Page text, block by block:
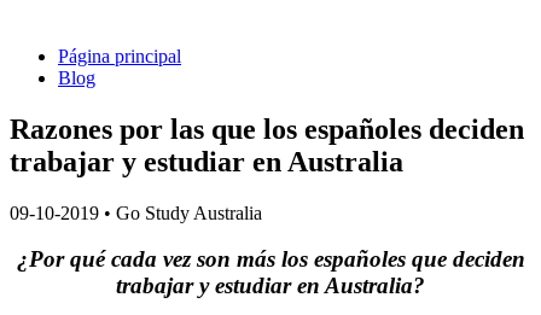
Página principal
Blog
Razones por las que los españoles deciden
trabajar y estudiar en Australia
09-10-2019 • Go Study Australia
¿Por qué cada vez son más los españoles que deciden
trabajar y estudiar en Australia?